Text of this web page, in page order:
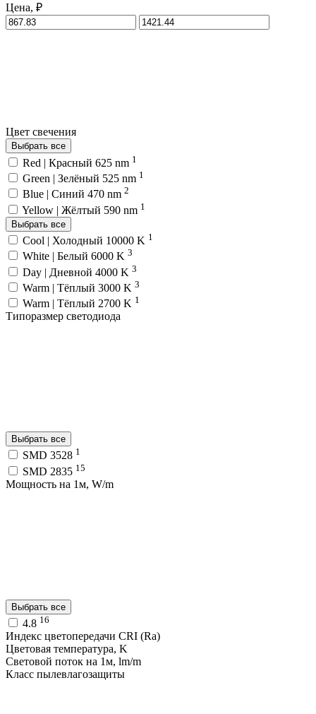
Цена, ₽
Цвет свечения
Выбрать все
Red | Красный 625 nm 1
Green | Зелёный 525 nm 1
Blue | Синий 470 nm 2
Yellow | Жёлтый 590 nm 1
Выбрать все
Cool | Холодный 10000 K 1
White | Белый 6000 K 3
Day | Дневной 4000 K 3
Warm | Тёплый 3000 K 3
Warm | Тёплый 2700 K 1
Типоразмер светодиода
Выбрать все
SMD 3528 1
SMD 2835 15
Мощность на 1м, W/m
Выбрать все
4.8 16
Индекс цветопередачи CRI (Ra)
Цветовая температура, K
Световой поток на 1м, lm/m
Класс пылевлагозащиты